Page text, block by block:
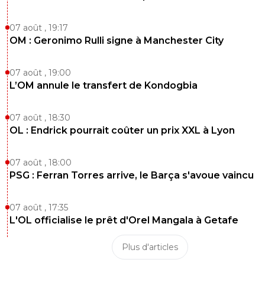
07 août , 19:17
OM : Geronimo Rulli signe à Manchester City
07 août , 19:00
L’OM annule le transfert de Kondogbia
07 août , 18:30
OL : Endrick pourrait coûter un prix XXL à Lyon
07 août , 18:00
PSG : Ferran Torres arrive, le Barça s'avoue vaincu
07 août , 17:35
L'OL officialise le prêt d'Orel Mangala à Getafe
Plus d'articles